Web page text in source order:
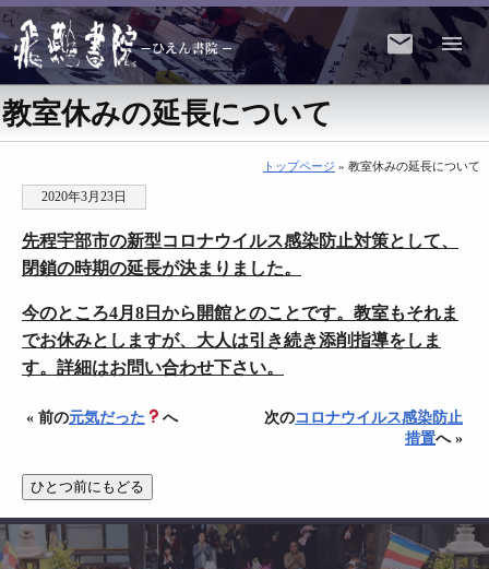
教室休みの延長について
トップページ » 教室休みの延長について
2020年3月23日
先程宇部市の新型コロナウイルス感染防止対策として、
閉鎖の時期の延長が決まりました。
今のところ4月8日から開館とのことです。教室もそれま
でお休みとしますが、大人は引き続き添削指導をしま
す。詳細はお問い合わせ下さい。
« 前の元気だった へ 次のコロナウイルス感染防止
措置へ »